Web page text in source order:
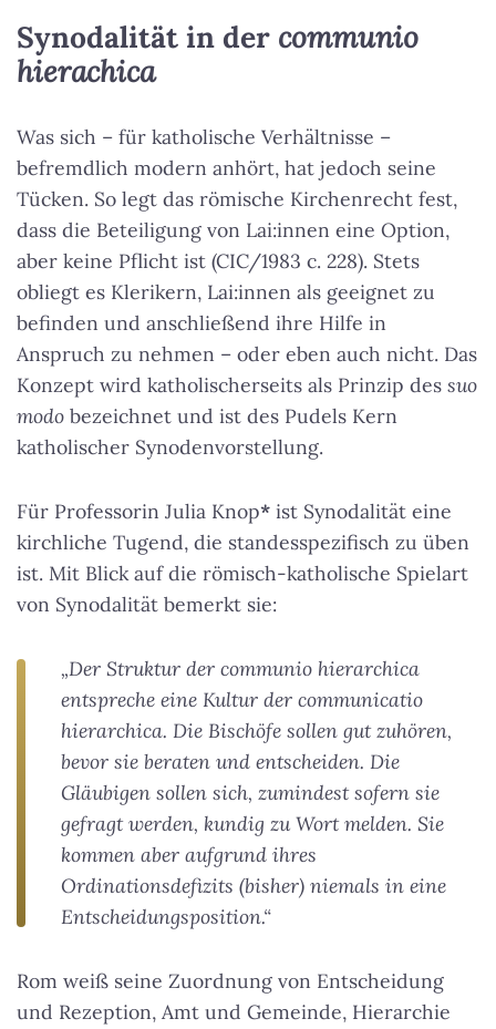
Synodalität in der communio
hierachica
Was sich – für katholische Verhältnisse –
befremdlich modern anhört, hat jedoch seine
Tücken. So legt das römische Kirchenrecht fest,
dass die Beteiligung von Lai:innen eine Option,
aber keine Pflicht ist (CIC/1983 c. 228). Stets
obliegt es Klerikern, Lai:innen als geeignet zu
befinden und anschließend ihre Hilfe in
Anspruch zu nehmen – oder eben auch nicht. Das
Konzept wird katholischerseits als Prinzip des suo
modo bezeichnet und ist des Pudels Kern
katholischer Synodenvorstellung.
Für Professorin Julia Knop* ist Synodalität eine
kirchliche Tugend, die standesspezifisch zu üben
ist. Mit Blick auf die römisch-katholische Spielart
von Synodalität bemerkt sie:
„Der Struktur der communio hierarchica
entspreche eine Kultur der communicatio
hierarchica. Die Bischöfe sollen gut zuhören,
bevor sie beraten und entscheiden. Die
Gläubigen sollen sich, zumindest sofern sie
gefragt werden, kundig zu Wort melden. Sie
kommen aber aufgrund ihres
Ordinationsdefizits (bisher) niemals in eine
Entscheidungsposition.“
Rom weiß seine Zuordnung von Entscheidung
und Rezeption, Amt und Gemeinde, Hierarchie